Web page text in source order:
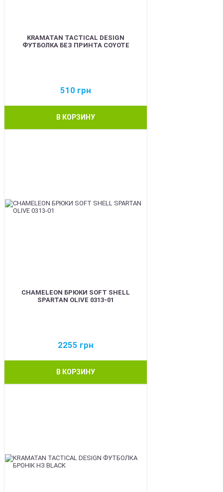
KRAMATAN TACTICAL DESIGN
ФУТБОЛКА БЕЗ ПРИНТА COYOTE
510 грн
В КОРЗИНУ
CHAMELEON БРЮКИ SOFT SHELL
SPARTAN OLIVE 0313-01
2255 грн
В КОРЗИНУ